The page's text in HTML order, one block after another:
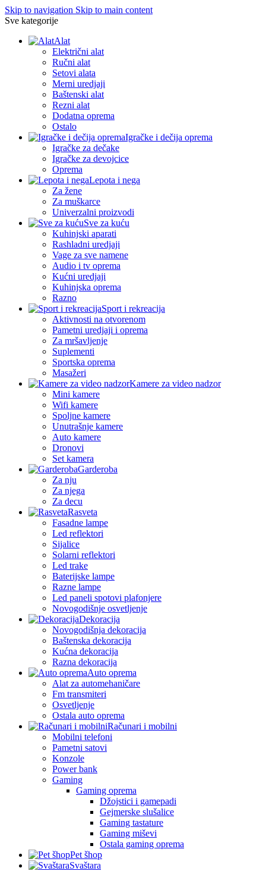
Skip to navigation Skip to main content
Sve kategorije
Alat
Električni alat
Ručni alat
Setovi alata
Merni uredjaji
Baštenski alat
Rezni alat
Dodatna oprema
Ostalo
Igračke i dečija oprema
Igračke za dečake
Igračke za devojcice
Oprema
Lepota i nega
Za žene
Za muškarce
Univerzalni proizvodi
Sve za kuću
Kuhinjski aparati
Rashladni uredjaji
Vage za sve namene
Audio i tv oprema
Kućni uredjaji
Kuhinjska oprema
Razno
Sport i rekreacija
Aktivnosti na otvorenom
Pametni uredjaji i oprema
Za mršavljenje
Suplementi
Sportska oprema
Masažeri
Kamere za video nadzor
Mini kamere
Wifi kamere
Spoljne kamere
Unutrašnje kamere
Auto kamere
Dronovi
Set kamera
Garderoba
Za nju
Za njega
Za decu
Rasveta
Fasadne lampe
Led reflektori
Sijalice
Solarni reflektori
Led trake
Baterijske lampe
Razne lampe
Led paneli spotovi plafonjere
Novogodišnje osvetljenje
Dekoracija
Novogodišnja dekoracija
Baštenska dekoracija
Kućna dekoracija
Razna dekoracija
Auto oprema
Alat za automehaničare
Fm transmiteri
Osvetljenje
Ostala auto oprema
Računari i mobilni
Mobilni telefoni
Pametni satovi
Konzole
Power bank
Gaming
Gaming oprema
Džojstici i gamepadi
Gejmerske slušalice
Gaming tastature
Gaming miševi
Ostala gaming oprema
Pet šhop
Svaštara